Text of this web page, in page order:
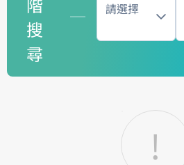
搜
尋
請選擇